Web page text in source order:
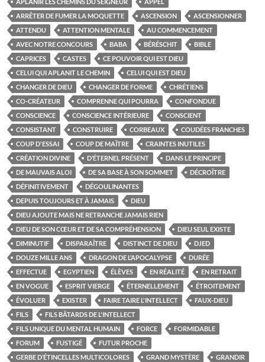
ARRÊTER DE FUMER LA MOQUETTE
ASCENSION
ASCENSIONNER
ATTENDU
ATTENTION MENTALE
AU COMMENCEMENT
AVEC NOTRE CONCOURS
BABA BÉRÉSCHIT
BIBLE
CAPRICES
CASTES
CE POUVOIR QUI EST DIEU
CELUI QUI APLANIT LE CHEMIN
CELUI QUI EST DIEU
CHANGER DE DIEU
CHANGER DE FORME
CHRÉTIENS
CO-CRÉATEUR
COMPRENNE QUI POURRA
CONFONDUE
CONSCIENCE
CONSCIENCE INTÉRIEURE
CONSCIENT
CONSISTANT
CONSTRUIRE CORBEAUX
COUDÉES FRANCHES
COUP D'ESSAI
COUP DE MAÎTRE
CRAINTES INUTILES
CRÉATION DIVINE
D’ÉTERNEL PRÉSENT
DANS LE PRINCIPE
DE MAUVAIS ALOI
DE SA BASE À SON SOMMET
DÉCROÎTRE
DÉFINITIVEMENT
DÉGOULINANTES
DEPUIS TOUJOURS ET À JAMAIS
DIEU
DIEU AJOUTE MAIS NE RETRANCHE JAMAIS RIEN
DIEU DE SON CŒUR ET DE SA COMPRÉHENSION
DIEU SEUL EXISTE
DIMINUTIF
DISPARAÎTRE DISTINCT DE DIEU
DJED
DOUZE MILLE ANS
DRAGON DE L’APOCALYPSE
DURÉE
EFFECTUE
EGYPTIEN ÉLÈVES EN RÉALITÉ
EN RETRAIT
EN VOGUE
ESPRIT VIERGE ÉTERNELLEMENT
ÉTROITEMENT
ÉVOLUER
EXISTER FAIRE TAIRE L'INTELLECT
FAUX-DIEU
FILS
FILS BÂTARDS DE L'INTELLECT
FILS UNIQUE DU MENTAL HUMAIN
FORCE
FORMIDABLE
FORUM
FUSTIGÉ
FUTUR PROCHE
GERBE D’ÉTINCELLES MULTICOLORES
GRAND MYSTÈRE GRANDIR